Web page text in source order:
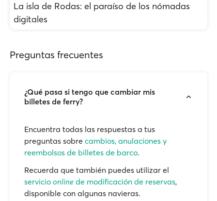
La isla de Rodas: el paraíso de los nómadas
digitales
Preguntas frecuentes
¿Qué pasa si tengo que cambiar mis
billetes de ferry?
Encuentra todas las respuestas a tus
preguntas sobre cambios, anulaciones y
reembolsos de billetes de barco.
Recuerda que también puedes utilizar el
servicio online de modificación de reservas,
disponible con algunas navieras.